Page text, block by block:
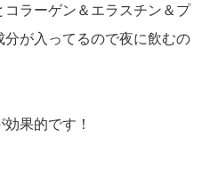
コラーゲン＆エラスチン＆プ
が入ってるので夜に飲むの
果的です！